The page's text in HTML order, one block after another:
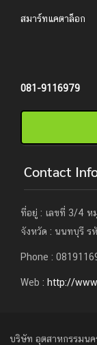
สมาร์ทแคตาล็อก
081-9116979
Contact
ที่อยู่ : เลขที่ 3/4 ห
จังหวัด : นนทบุรี ร
Phone :
Web : http://
บริษัท อุตสาหกรรมน